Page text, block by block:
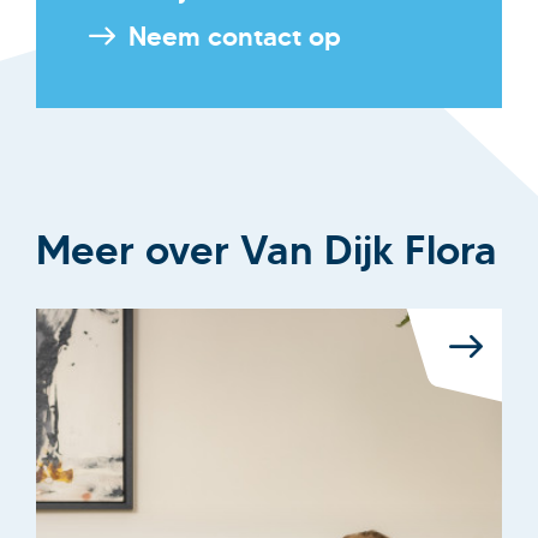
Neem contact op
Meer over Van Dijk Flora